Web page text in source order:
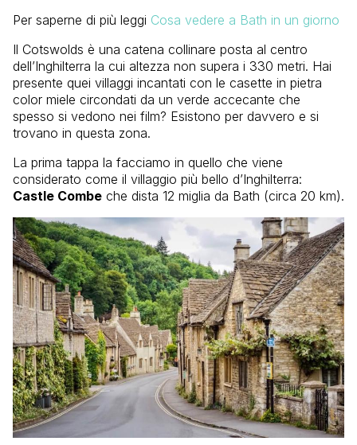
Per saperne di più leggi Cosa vedere a Bath in un giorno
Il Cotswolds è una catena collinare posta al centro
dell’Inghilterra la cui altezza non supera i 330 metri. Hai
presente quei villaggi incantati con le casette in pietra
color miele circondati da un verde accecante che
spesso si vedono nei film? Esistono per davvero e si
trovano in questa zona.
La prima tappa la facciamo in quello che viene
considerato come il villaggio più bello d’Inghilterra:
Castle Combe che dista 12 miglia da Bath (circa 20 km).